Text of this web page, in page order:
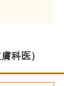
科医）